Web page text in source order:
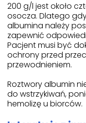
200 g/l jest około
osocza. Dlatego
albumina należy
zapewnić
Pacjent musi być
ochrony przed
przewodnieniem.
Roztwory albumin
do wstrzykiwań,
hemolizę u biorców.